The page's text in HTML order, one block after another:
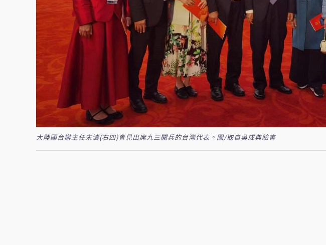
大陸國台辦主任宋濤(右四)會見出席九三閱兵的台灣代表。圖/取自吳成典臉書